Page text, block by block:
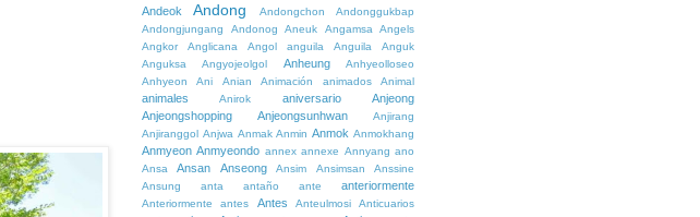
Andeok Andong Andongchon
Andonggukbap
Andongjungang
Andonog Aneuk Angamsa
Angels
Angkor
Anglicana Angol anguila Anguila
Anguk
Anguksa
Angyojeolgol Anheung
Anhyeolloseo
Anhyeon
Ani Anian Animación animados Animal
animales Anirok aniversario
Anjeong
Anjeongshopping
Anjeongsunhwan
Anjirang
Anjiranggol Anjwa Anmak Anmin Anmok Anmokhang
Anmyeon Anmyeondo annex annexe Annyang ano
Ansa
Ansan Anseong Ansim Ansimsan
Anssine
Ansung
anta antaño ante anteriormente
Anteriormente antes Antes Anteulmosi
Anticuarios